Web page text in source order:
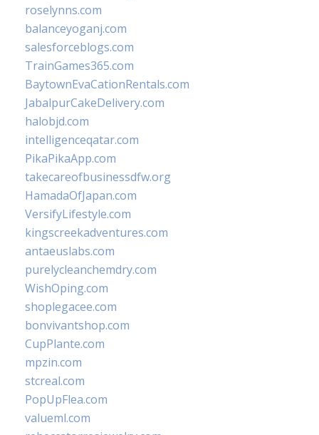
roselynns.com
balanceyoganj.com
salesforceblogs.com
TrainGames365.com
BaytownEvaCationRentals.com
JabalpurCakeDelivery.com
halobjd.com
intelligenceqatar.com
PikaPikaApp.com
takecareofbusinessdfw.org
HamadaOfJapan.com
VersifyLifestyle.com
kingscreekadventures.com
antaeuslabs.com
purelycleanchemdry.com
WishOping.com
shoplegacee.com
bonvivantshop.com
CupPlante.com
mpzin.com
stcreal.com
PopUpFlea.com
valueml.com